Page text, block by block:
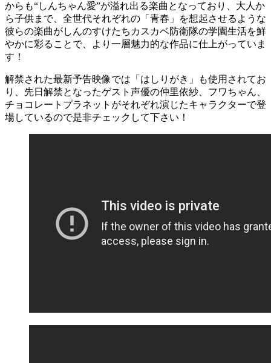
からも“しんちゃん愛”が溢れ出る楽曲となっており、大人か
ら子供まで、全世代それぞれの「青春」を想起させるような
彼らの楽曲がしんのすけたちカスカベ防衛隊の学園生活を鮮
やかに彩ることで、より一層魅力的な作品に仕上がっていま
す！
解禁された最新予告映像では「はしりがき」も使用されてお
り、先日解禁となったゲスト声優の仲里依紗、フワちゃん、
チョコレートプラネットがそれぞれ演じたキャラクターで登
場しているので是非チェックして下さい！